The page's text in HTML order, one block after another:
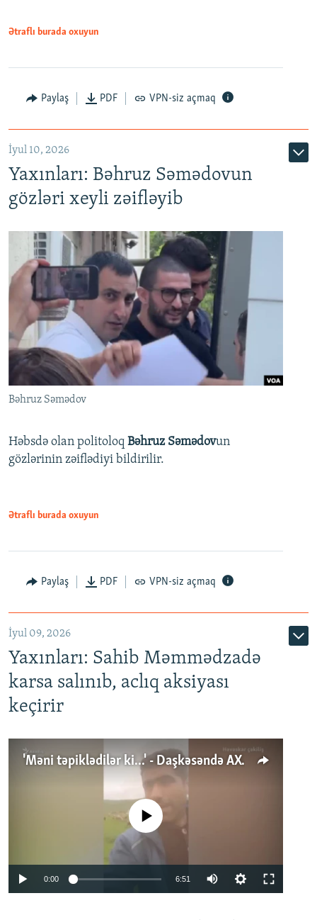
Ətraflı burada oxuyun
Paylaş PDF VPN-siz açmaq
İyul 10, 2026
Yaxınları: Bəhruz Səmədovun
gözləri xeyli zəifləyib
Bəhruz Səmədov
Həbsdə olan politoloq Bəhruz Səmədovun
gözlərinin zəiflədiyi bildirilir.
Ətraflı burada oxuyun
Paylaş PDF VPN-siz açmaq
İyul 09, 2026
Yaxınları: Sahib Məmmədzadə
karsa salınıb, aclıq aksiyası
keçirir
'Məni təpiklədilər ki...' - Daşkəsəndə AXCP fəalının yaxınları onun həbsinə etiraz edirlər
No media source currently available
0:00 6:51